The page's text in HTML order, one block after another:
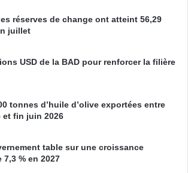
réserves de change ont atteint 56,29
juillet
USD de la BAD pour renforcer la filière
tonnes d’huile d’olive exportées entre
et fin juin 2026
table sur une croissance
% en 2027